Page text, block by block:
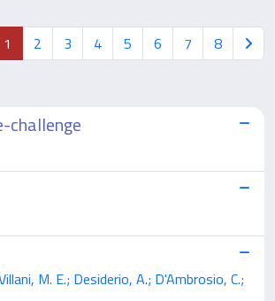
1 2 3 4 5 6 7 8
challenge
M. E.; Desiderio, A.; D'Ambrosio, C.;